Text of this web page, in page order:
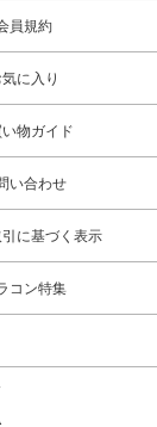
員規約
気に入り
い物ガイド
い合わせ
に基づく表示
コン特集